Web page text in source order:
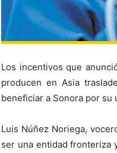
Los incentivos que
producen en Asia
beneficiar a Sonora por
Luis Núñez Noriega,
ser una entidad fronteriza